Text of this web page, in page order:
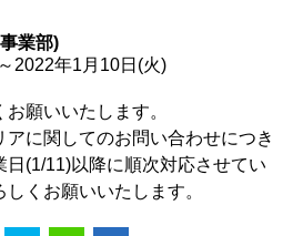
業部)
2022年1月10日(火)
願いいたします。
アに関してのお問い合わせにつき
日(1/11)以降に順次対応させてい
くお願いいたします。